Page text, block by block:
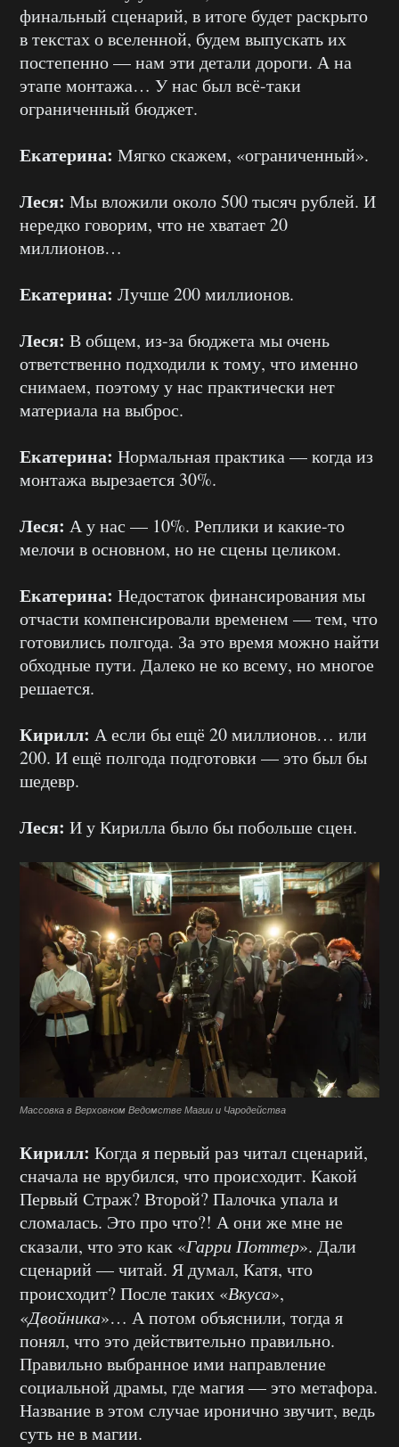
финальный сценарий, в итоге будет раскрыто
в текстах о вселенной, будем выпускать их
постепенно — нам эти детали дороги. А на
этапе монтажа… У нас был всё-таки
ограниченный бюджет.
Екатерина: Мягко скажем, «ограниченный».
Леся: Мы вложили около 500 тысяч рублей. И
нередко говорим, что не хватает 20
миллионов…
Екатерина: Лучше 200 миллионов.
Леся: В общем, из-за бюджета мы очень
ответственно подходили к тому, что именно
снимаем, поэтому у нас практически нет
материала на выброс.
Екатерина: Нормальная практика — когда из
монтажа вырезается 30%.
Леся: А у нас — 10%. Реплики и какие-то
мелочи в основном, но не сцены целиком.
Екатерина: Недостаток финансирования мы
отчасти компенсировали временем — тем, что
готовились полгода. За это время можно найти
обходные пути. Далеко не ко всему, но многое
решается.
Кирилл: А если бы ещё 20 миллионов… или
200. И ещё полгода подготовки — это был бы
шедевр.
Леся: И у Кирилла было бы побольше сцен.
Массовка в Верховном Ведомстве Магии и Чародейства
Кирилл: Когда я первый раз читал сценарий,
сначала не врубился, что происходит. Какой
Первый Страж? Второй? Палочка упала и
сломалась. Это про что?! А они же мне не
сказали, что это как «Гарри Поттер». Дали
сценарий — читай. Я думал, Катя, что
происходит? После таких «Вкуса»,
«Двойника»… А потом объяснили, тогда я
понял, что это действительно правильно.
Правильно выбранное ими направление
социальной драмы, где магия — это метафора.
Название в этом случае иронично звучит, ведь
суть не в магии.